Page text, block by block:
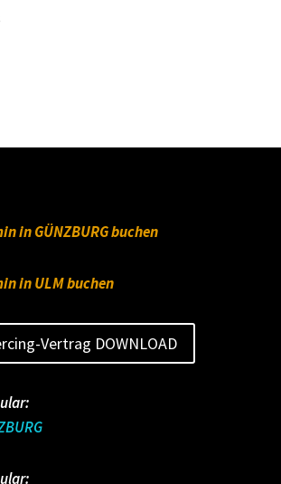
in GÜNZBURG buchen
in ULM buchen
Vertrag DOWNLOAD